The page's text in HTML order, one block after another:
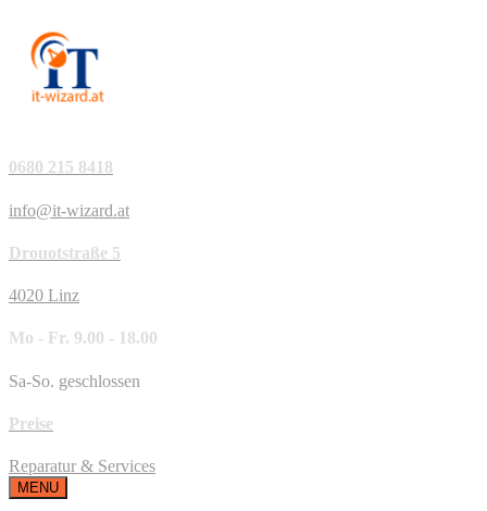
0680 215 8418
info@it-wizard.at
Drouotstraße 5
4020 Linz
Mo - Fr. 9.00 - 18.00
Sa-So. geschlossen
Preise
Reparatur & Services
MENU